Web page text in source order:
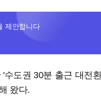
제안합니다
도권 30분 출근 대전
왔다.